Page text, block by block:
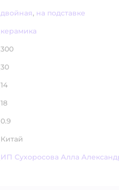
двойная, на подставке
керамика
300
30
14
18
0.9
Китай
ИП Сухоросова Алла